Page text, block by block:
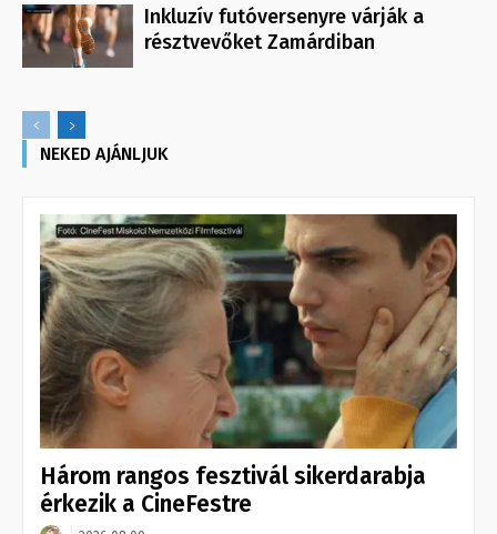
Inkluzív futóversenyre várják a
résztvevőket Zamárdiban
NEKED AJÁNLJUK
Három rangos fesztivál sikerdarabja
érkezik a CineFestre